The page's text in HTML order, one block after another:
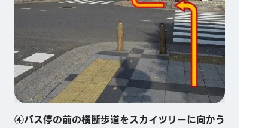
④バス停の前の横断歩道をスカイツリーに向かう